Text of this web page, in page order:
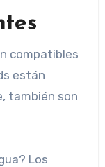
compatibles
están
también son
Los